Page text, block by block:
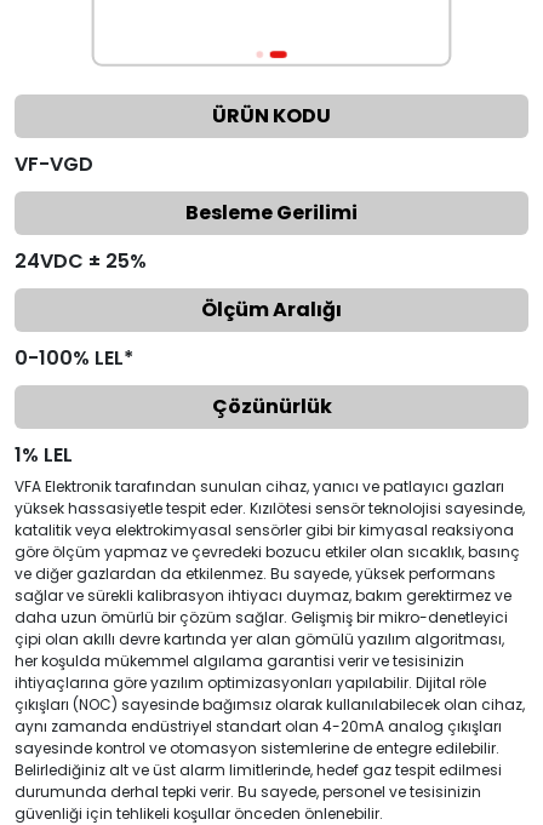
ÜRÜN KODU
VF-VGD
Besleme Gerilimi
24VDC ± 25%
Ölçüm Aralığı
0-100% LEL*
Çözünürlük
1% LEL
VFA Elektronik tarafından sunulan cihaz, yanıcı ve patlayıcı gazları
yüksek hassasiyetle tespit eder. Kızılötesi sensör teknolojisi sayesinde,
katalitik veya elektrokimyasal sensörler gibi bir kimyasal reaksiyona
göre ölçüm yapmaz ve çevredeki bozucu etkiler olan sıcaklık, basınç
ve diğer gazlardan da etkilenmez. Bu sayede, yüksek performans
sağlar ve sürekli kalibrasyon ihtiyacı duymaz, bakım gerektirmez ve
daha uzun ömürlü bir çözüm sağlar. Gelişmiş bir mikro-denetleyici
çipi olan akıllı devre kartında yer alan gömülü yazılım algoritması,
her koşulda mükemmel algılama garantisi verir ve tesisinizin
ihtiyaçlarına göre yazılım optimizasyonları yapılabilir. Dijital röle
çıkışları (NOC) sayesinde bağımsız olarak kullanılabilecek olan cihaz,
aynı zamanda endüstriyel standart olan 4-20mA analog çıkışları
sayesinde kontrol ve otomasyon sistemlerine de entegre edilebilir.
Belirlediğiniz alt ve üst alarm limitlerinde, hedef gaz tespit edilmesi
durumunda derhal tepki verir. Bu sayede, personel ve tesisinizin
güvenliği için tehlikeli koşullar önceden önlenebilir.